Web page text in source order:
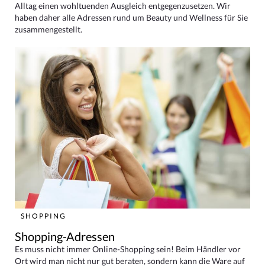
Alltag einen wohltuenden Ausgleich entgegenzusetzen. Wir
haben daher alle Adressen rund um Beauty und Wellness für Sie
zusammengestellt.
SHOPPING
Shopping-Adressen
Es muss nicht immer Online-Shopping sein! Beim Händler vor
Ort wird man nicht nur gut beraten, sondern kann die Ware auf